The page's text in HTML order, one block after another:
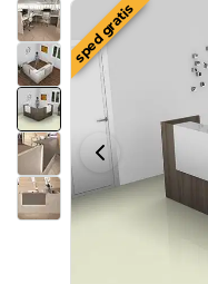
sped gratis